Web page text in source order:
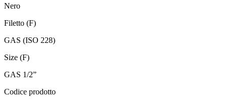
Nero
Filetto (F)
GAS (ISO 228)
Size (F)
GAS 1/2”
Codice prodotto